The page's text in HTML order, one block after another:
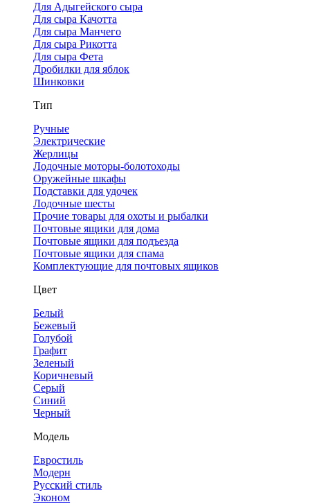
Для Адыгейского сыра
Для сыра Качотта
Для сыра Манчего
Для сыра Рикотта
Для сыра Фета
Дробилки для яблок
Шинковки
Тип
Ручные
Электрические
Жерлицы
Лодочные моторы-болотоходы
Оружейные шкафы
Подставки для удочек
Лодочные шесты
Прочие товары для охоты и рыбалки
Почтовые ящики для дома
Почтовые ящики для подъезда
Почтовые ящики для спама
Комплектующие для почтовых ящиков
Цвет
Белый
Бежевый
Голубой
Графит
Зеленый
Коричневый
Серый
Синий
Черный
Модель
Евростиль
Модерн
Русский стиль
Эконом